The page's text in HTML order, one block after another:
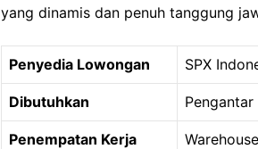
yang dinamis dan penuh tanggung
Penyedia Lowongan SPX
Dibutuhkan Pengantar
Penempatan Kerja